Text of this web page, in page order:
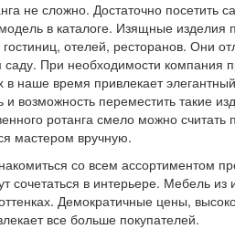
не сложно. Достаточно посетить
в каталоге. Изящные изделия
отелей, ресторанов. Они
При необходимости компания
в наше время привлекает
и возможность переместить такие
ротанга смело можно считать
мастером вручную.
со всем ассортиментом
в интерьере. Мебель из
Демократичные цены,
все больше покупателей.